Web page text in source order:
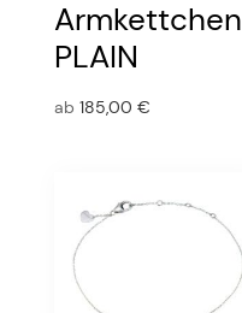
Armkettchen
PLAIN
ab 185,00 €